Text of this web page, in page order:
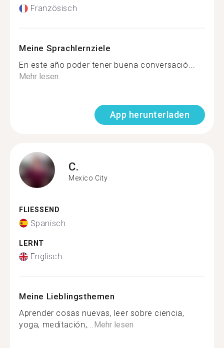
Französisch
Meine Sprachlernziele
En este año poder tener buena conversació...
Mehr lesen
App herunterladen
C.
Mexico City
FLIESSEND
Spanisch
LERNT
Englisch
Meine Lieblingsthemen
Aprender cosas nuevas, leer sobre ciencia,
yoga, meditación,...Mehr lesen